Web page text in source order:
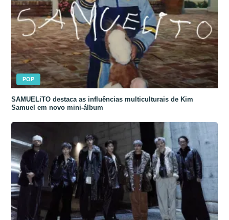
POP
SAMUELiTO destaca as influências multiculturais de Kim
Samuel em novo mini-álbum